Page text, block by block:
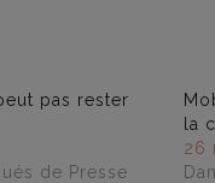
pas rester
de Presse
la
26